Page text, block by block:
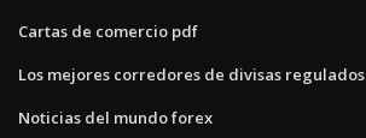
Cartas de comercio pdf
Los mejores corredores de divisas regulados
Noticias del mundo forex